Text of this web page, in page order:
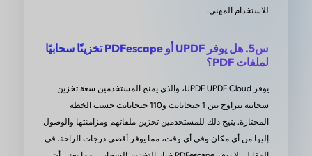
أعرف ماذا كنت سأفعل بدونه، لقد أنقذ راحتي العقلية،
للاستخدام المهني.
س5. هل يوفر UPDF أو PDFescape تخزينًا سحابيًا
لملفات PDF؟
يوفر UPDF UPDF Cloud، والذي يمنح المستخدمين سعة تخزين
سحابية تتراوح بين 1 جيجابايت و110 جيجابايت حسب الخطة
المختارة. يتيح ذلك للمستخدمين تخزين ملفاتهم ومزامنتها والوصول
إليها من أي مكان وفي أي وقت، مما يوفر أقصى درجات الراحة. في